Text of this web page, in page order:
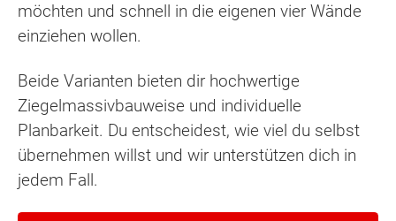
möchten und schnell in die eigenen vier Wände
einziehen wollen.
Beide Varianten bieten dir hochwertige
Ziegelmassivbauweise und individuelle
Planbarkeit. Du entscheidest, wie viel du selbst
übernehmen willst und wir unterstützen dich in
jedem Fall.